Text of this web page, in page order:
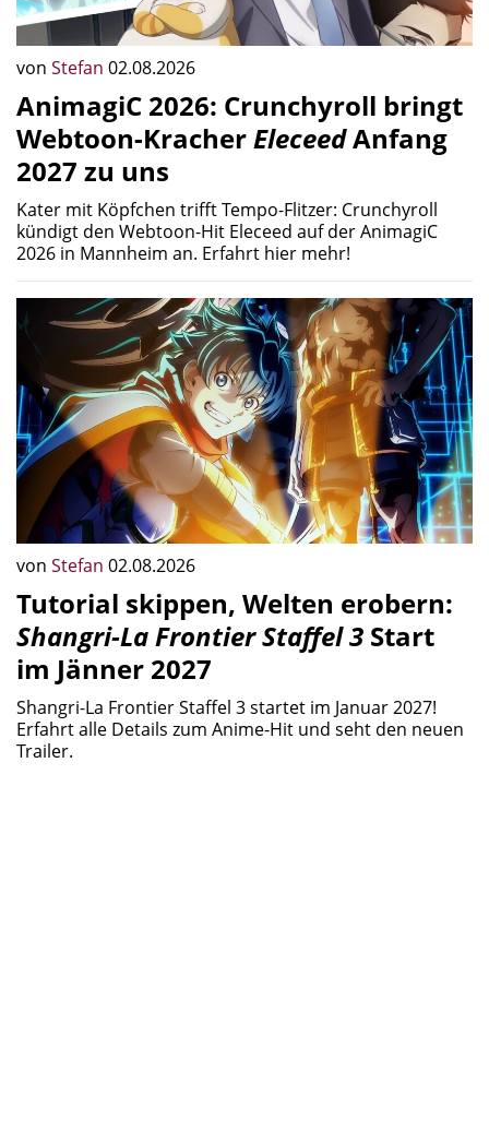
von Stefan 02.08.2026
AnimagiC 2026: Crunchyroll bringt
Webtoon-KracherEleceedAnfang
2027 zu uns
Kater mit Köpfchen trifft Tempo-Flitzer: Crunchyroll
kündigt den Webtoon-Hit Eleceed auf der AnimagiC
2026 in Mannheim an. Erfahrt hier mehr!
von Stefan 02.08.2026
Tutorial skippen, Welten erobern:
Shangri-La Frontier Staffel 3 Start
im Jänner 2027
Shangri-La Frontier Staffel 3 startet im Januar 2027!
Erfahrt alle Details zum Anime-Hit und seht den neuen
Trailer.